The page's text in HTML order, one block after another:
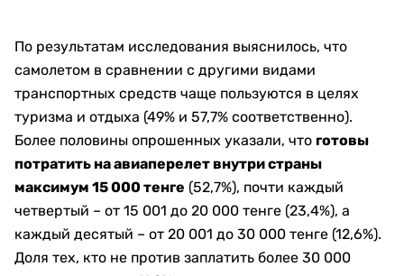
По результатам исследования выяснилось, что
самолетом в сравнении с другими видами
транспортных средств чаще пользуются в целях
туризма и отдыха (49% и 57,7% соответственно).
Более половины опрошенных указали, что готовы
потратить на авиаперелет внутри страны
максимум 15 000 тенге (52,7%), почти каждый
четвертый – от 15 001 до 20 000 тенге (23,4%), а
каждый десятый – от 20 001 до 30 000 тенге (12,6%).
Доля тех, кто не против заплатить более 30 000